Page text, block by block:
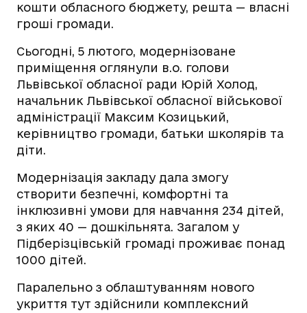
кошти обласного бюджету, решта — власні
гроші громади.
Сьогодні, 5 лютого, модернізоване
приміщення оглянули в.о. голови
Львівської обласної ради Юрій Холод,
начальник Львівської обласної військової
адміністрації Максим Козицький,
керівництво громади, батьки школярів та
діти.
Модернізація закладу дала змогу
створити безпечні, комфортні та
інклюзивні умови для навчання 234 дітей,
з яких 40 — дошкільнята. Загалом у
Підберізцівській громаді проживає понад
1000 дітей.
Паралельно з облаштуванням нового
укриття тут здійснили комплексний